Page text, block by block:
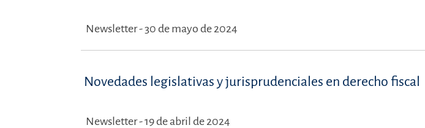
Newsletter - 30 de mayo de 2024
Novedades legislativas y jurisprudenciales en derecho fiscal
Newsletter - 19 de abril de 2024